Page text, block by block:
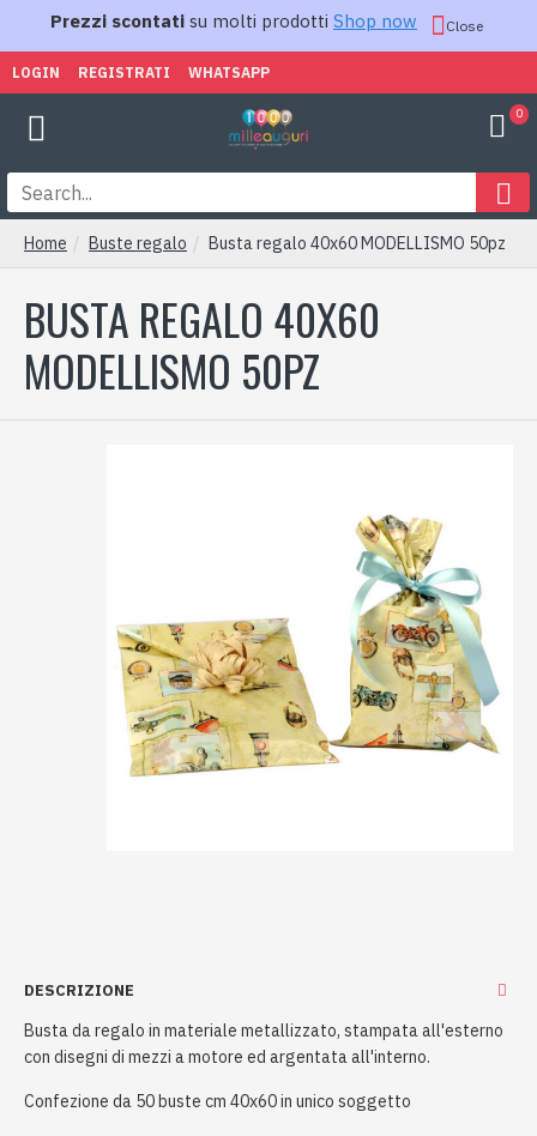
Prezzi scontati su molti prodotti Shop now Close
LOGIN REGISTRATI WHATSAPP
0
Home Buste regalo Busta regalo 40x60 MODELLISMO 50pz
BUSTA REGALO 40X60
MODELLISMO 50PZ
DESCRIZIONE
Busta da regalo in materiale metallizzato, stampata all'esterno
con disegni di mezzi a motore ed argentata all'interno.
Confezione da 50 buste cm 40x60 in unico soggetto